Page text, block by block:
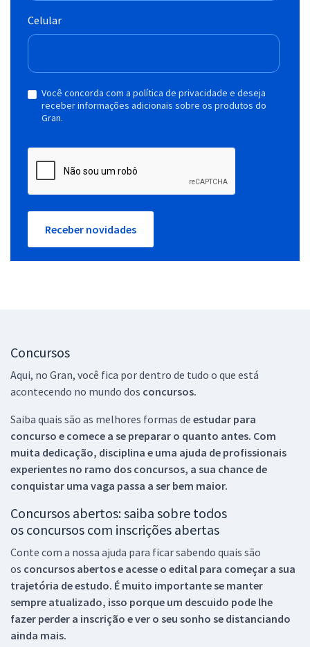
Celular
Você concorda com a política de privacidade e deseja
receber informações adicionais sobre os produtos do
Gran.
Receber novidades
Concursos
Aqui, no Gran, você fica por dentro de tudo o que está
acontecendo no mundo dos concursos.
Saiba quais são as melhores formas de estudar para
concurso e comece a se preparar o quanto antes. Com
muita dedicação, disciplina e uma ajuda de profissionais
experientes no ramo dos concursos, a sua chance de
conquistar uma vaga passa a ser bem maior.
Concursos abertos: saiba sobre todos
os concursos com inscrições abertas
Conte com a nossa ajuda para ficar sabendo quais são
os concursos abertos e acesse o edital para começar a sua
trajetória de estudo. É muito importante se manter
sempre atualizado, isso porque um descuido pode lhe
fazer perder a inscrição e ver o seu sonho se distanciando
ainda mais.